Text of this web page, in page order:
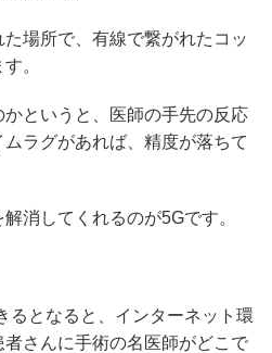
場所で、有線で繋がれたコッ
。
というと、医師の手先の反応
ラグがあれば、精度が落ちて
消してくれるのが5Gです。
るとなると、インターネット環
さんに手術の名医師がどこで